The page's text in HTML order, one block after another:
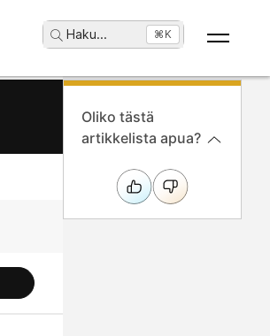
Haku... ⌘K
Oliko tästä
artikkelista apua?